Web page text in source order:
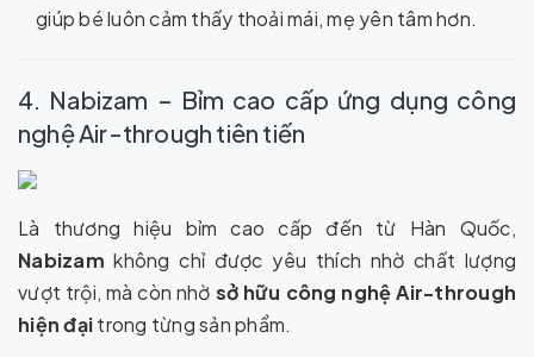
giúp bé luôn cảm thấy thoải mái, mẹ yên tâm hơn.
4. Nabizam – Bỉm cao cấp ứng dụng công
nghệ Air-through tiên tiến
Là thương hiệu bỉm cao cấp đến từ Hàn Quốc,
Nabizam không chỉ được yêu thích nhờ chất lượng
vượt trội, mà còn nhờ sở hữu công nghệ Air-through
hiện đạitrong từng sản phẩm.